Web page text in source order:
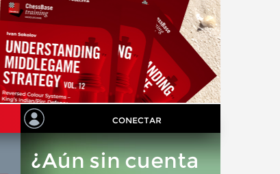
CONECTAR
¿Aún sin cuenta